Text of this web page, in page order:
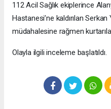
112 Acil Sağlık ekiplerince
Hastanesi’ne kaldırılan
müdahalesine rağmen
Olayla ilgili inceleme başlatıldı.